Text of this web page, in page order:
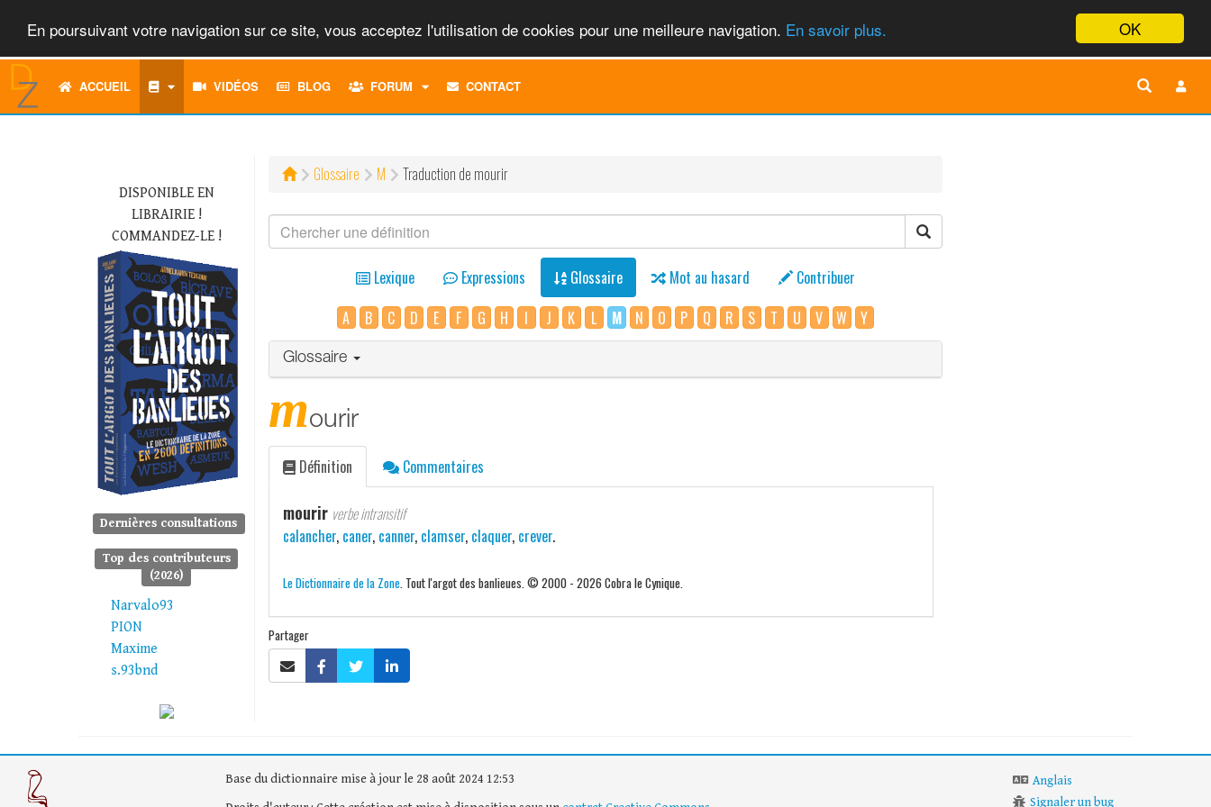
OK
En poursuivant votre navigation sur ce site, vous acceptez l'utilisation de cookies pour une meilleure navigation. En savoir plus.
ACCUEIL VIDÉOS BLOG FORUM
TOGGLECONTACT
DISPONIBLE EN
LIBRAIRIE !
COMMANDEZ-LE !
Dernières consultations
Top des contributeurs
(2026)
Narvalo93
PION
Maxime
s.93bnd
Glossaire M Traduction de mourir
Lexique Expressions Glossaire Mot au hasard
Contribuer
A
B C D E F G H I J K L M N O P Q R S T U V W Y
Glossaire
mourir
Définition Commentaires
mourir verbe intransitif
calancher, caner, canner, clamser, claquer, crever.
Le Dictionnaire de la Zone. Tout l'argot des banlieues. © 2000 - 2026 Cobra le Cynique.
Partager
Base du dictionnaire mise à jour le 28 août 2024 12:53
Anglais
Signaler un bug